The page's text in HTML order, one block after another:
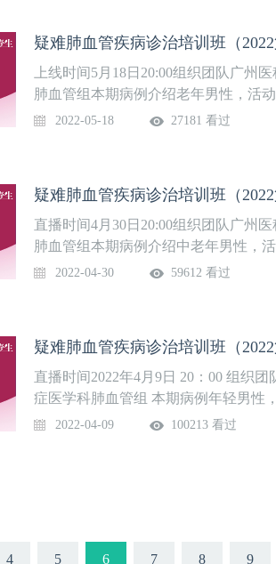
疑难肺血管疾病诊治培训班（2022
上线时间5月18日20:00组织团队广州
肺血管组本期病例介绍老年男性，活
靶向药物治疗后症状稍改善。肺动脉
2022-05-18 27181 看过
疑难肺血管疾病诊治培训班（2022
直播时间4月30日20:00组织团队广州
肺血管组本期病例介绍中老年男性，
院CT提示双侧肺动脉干狭窄，主动脉
2022-04-30 59612 看过
疑难肺血管疾病诊治培训班（2022
直播时间2022年4月9日 20：00 组织
症医学科肺血管组 本期病例年轻男性
您与大咖一起讨论~
2022-04-09 100213 看过
4 5 6 7 8 9